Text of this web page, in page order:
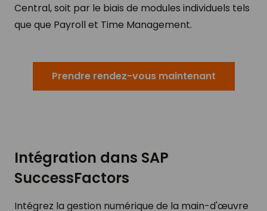
Central, soit par le biais de modules individuels tels
que que Payroll et Time Management.
Prendre rendez-vous maintenant
Intégration dans SAP
SuccessFactors
Intégrez la gestion numérique de la main-d'œuvre